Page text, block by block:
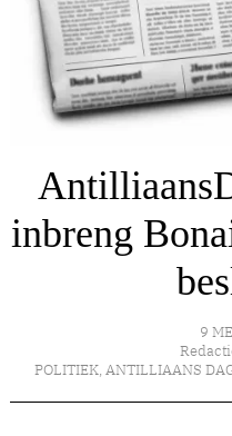
inbreng
9
POLITIEK, ANTILLIAANS